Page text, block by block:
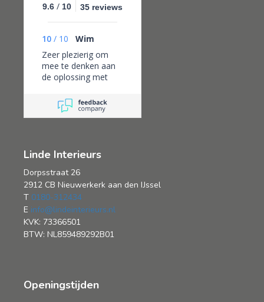
9.6 / 10 35 reviews
10 / 10
Wim
Zeer plezierig om
mee te denken aan
de oplossing met
vouwgordijn voor
onze pui. Plaatsing
echt vakmanschap,
Linde Interieurs
Dorpsstraat 26
2912 CB Nieuwerkerk aan den IJssel
T 0180-312434
E info@lindeinterieurs.nl
KVK: 73366501
BTW: NL859489292B01
Openingstijden